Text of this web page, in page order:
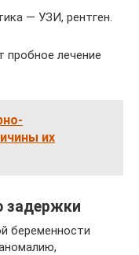
— УЗИ, рентген.
пробное лечение
их
задержки
беременности